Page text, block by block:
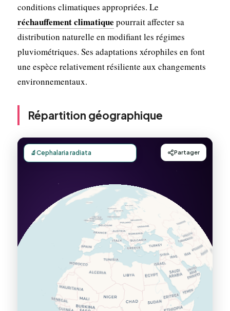
conditions climatiques appropriées. Le
réchauffement climatique pourrait affecter sa
distribution naturelle en modifiant les régimes
pluviométriques. Ses adaptations xérophiles en font
une espèce relativement résiliente aux changements
environnementaux.
Répartition géographique